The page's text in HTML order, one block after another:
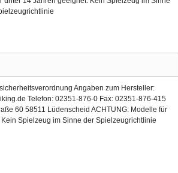
Angaben zum Hersteller:
Telefon: 02351-876-0 Fax: 02351-876-415
60 58511 Lüdenscheid ACHTUNG: Modelle für
Spielzeug im Sinne der Spielzeugrichtlinie